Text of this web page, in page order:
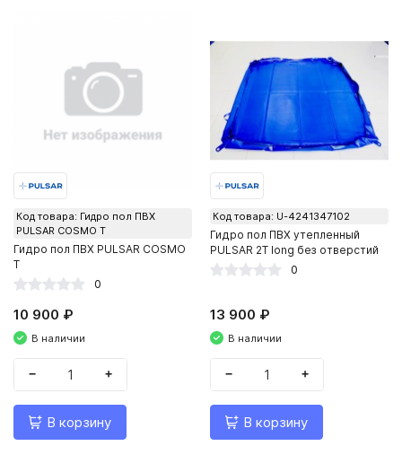
Код товара: Гидро пол ПВХ
PULSAR COSMO Т
Гидро пол ПВХ PULSAR COSMO
Т
0
10 900 ₽
В наличии
− +
В корзину
Код товара: U-4241347102
Гидро пол ПВХ утепленный
PULSAR 2Т long без отверстий
0
13 900 ₽
В наличии
− +
В корзину